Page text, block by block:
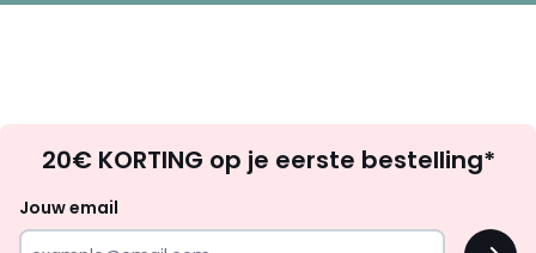
zoek
inspiratie
20€ KORTING op je eerste bestelling*
Jouw email
OK